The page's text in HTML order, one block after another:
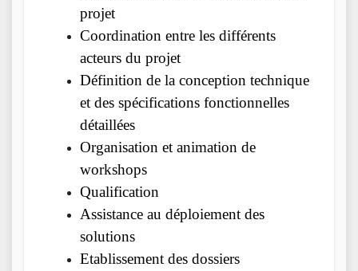
projet
Coordination entre les différents
acteurs du projet
Définition de la conception technique
et des spécifications fonctionnelles
détaillées
Organisation et animation de
workshops
Qualification
Assistance au déploiement des
solutions
Etablissement des dossiers